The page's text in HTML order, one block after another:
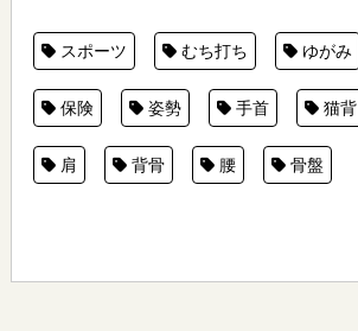
スポーツ むち打ち ゆがみ
保険 姿勢 手首 猫背
肩 背骨 腰 骨盤